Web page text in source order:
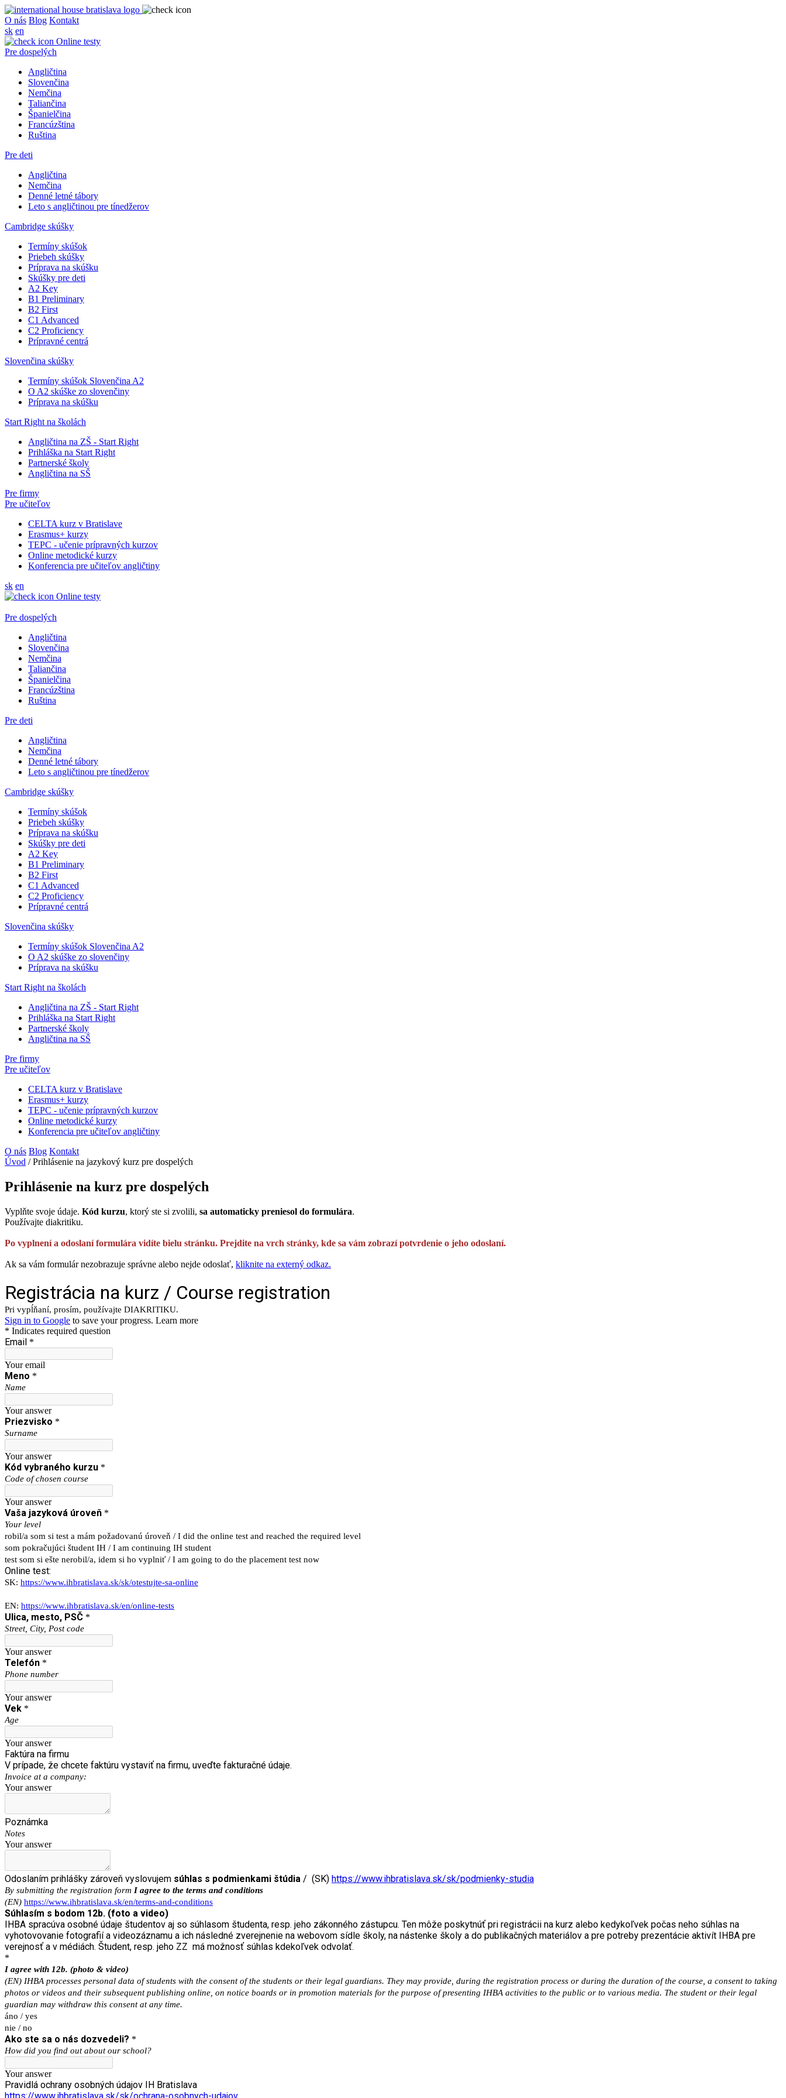
O nás Blog Kontakt
sk en
Online testy
Pre dospelých
Angličtina
Slovenčina
Nemčina
Taliančina
Španielčina
Francúzština
Ruština
Pre deti
Angličtina
Nemčina
Denné letné tábory
Leto s angličtinou pre tínedžerov
Cambridge skúšky
Termíny skúšok
Priebeh skúšky
Príprava na skúšku
Skúšky pre deti
A2 Key
B1 Preliminary
B2 First
C1 Advanced
C2 Proficiency
Prípravné centrá
Slovenčina skúšky
Termíny skúšok Slovenčina A2
O A2 skúške zo slovenčiny
Príprava na skúšku
Start Right na školách
Angličtina na ZŠ - Start Right
Prihláška na Start Right
Partnerské školy
Angličtina na SŠ
Pre firmy
Pre učiteľov
CELTA kurz v Bratislave
Erasmus+ kurzy
TEPC - učenie prípravných kurzov
Online metodické kurzy
Konferencia pre učiteľov angličtiny
sk en
Online testy
Pre dospelých
Angličtina
Slovenčina
Nemčina
Taliančina
Španielčina
Francúzština
Ruština
Pre deti
Angličtina
Nemčina
Denné letné tábory
Leto s angličtinou pre tínedžerov
Cambridge skúšky
Termíny skúšok
Priebeh skúšky
Príprava na skúšku
Skúšky pre deti
A2 Key
B1 Preliminary
B2 First
C1 Advanced
C2 Proficiency
Prípravné centrá
Slovenčina skúšky
Termíny skúšok Slovenčina A2
O A2 skúške zo slovenčiny
Príprava na skúšku
Start Right na školách
Angličtina na ZŠ - Start Right
Prihláška na Start Right
Partnerské školy
Angličtina na SŠ
Pre firmy
Pre učiteľov
CELTA kurz v Bratislave
Erasmus+ kurzy
TEPC - učenie prípravných kurzov
Online metodické kurzy
Konferencia pre učiteľov angličtiny
O nás Blog Kontakt
Úvod /Prihlásenie na jazykový kurz pre dospelých
Prihlásenie na kurz pre dospelých
Vyplňte svoje údaje. Kód kurzu, ktorý ste si zvolili, sa automaticky preniesol do formulára.
Používajte diakritiku.
Po vyplnení a odoslaní formulára vidíte bielu stránku. Prejdite na vrch stránky, kde sa vám zobrazí potvrdenie o jeho odoslaní.
Ak sa vám formulár nezobrazuje správne alebo nejde odoslať, kliknite na externý odkaz.